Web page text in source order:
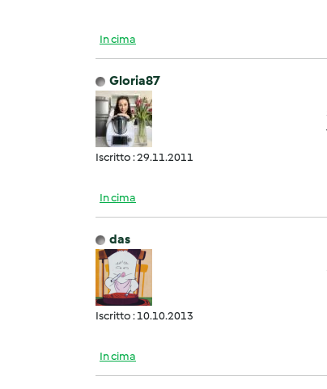
In cima
Gloria87
Iscritto : 29.11.2011
In cima
das
Iscritto : 10.10.2013
In cima